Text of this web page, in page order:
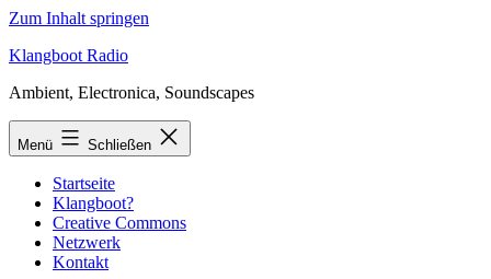
Zum Inhalt springen
Klangboot Radio
Ambient, Electronica, Soundscapes
Menü Schließen
Startseite
Klangboot?
Creative Commons
Netzwerk
Kontakt